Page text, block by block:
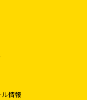
用していてもスタッフ
場合、当日の走行がで
ご了承ください。
輪脱落の恐れなどがな
せん。
ルなどを飛散されると
情報